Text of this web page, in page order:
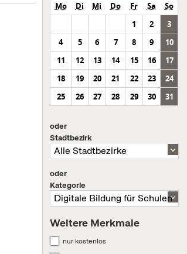
Mo Di Mi Do Fr Sa
So
1
2
3
4
5 6 7 8 9
10
11
12 13 14 15 16
17
18
19 20 21 22 23
24
25
26 27 28 29 30 31
oder
Stadtbezirk
oder
Kategorie
Weitere Merkmale
nur kostenlos